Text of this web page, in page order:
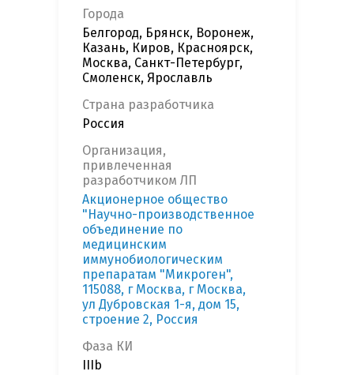
Города
Белгород, Брянск, Воронеж,
Казань, Киров, Красноярск,
Москва, Санкт-Петербург,
Смоленск, Ярославль
Страна разработчика
Россия
Организация,
привлеченная
разработчиком ЛП
Акционерное общество
"Научно-производственное
объединение по
медицинским
иммунобиологическим
препаратам "Микроген",
115088, г Москва, г Москва,
ул Дубровская 1-я, дом 15,
строение 2, Россия
Фаза КИ
IIIb